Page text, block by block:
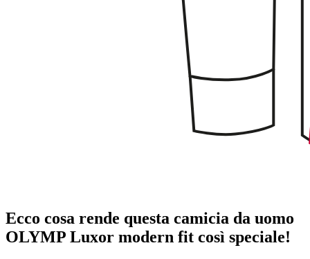
Ecco cosa rende questa camicia da uomo
OLYMP Luxor modern fit così speciale!